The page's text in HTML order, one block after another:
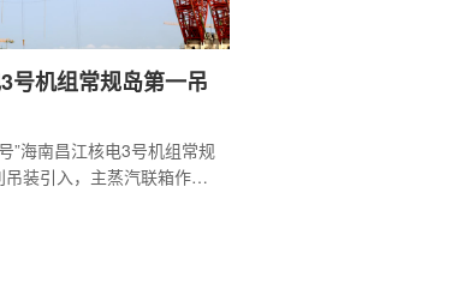
号机组常规岛第一吊
”海南昌江核电3号机组常规
吊装引入，主蒸汽联箱作为
成主蒸汽联箱的吊装工